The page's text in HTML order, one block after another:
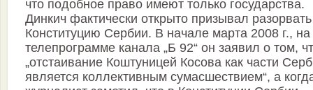
что подобное право имеют только государства.
Динкич фактически открыто призывал разорвать
Конституцию Сербии. В начале марта 2008 г., на
телепрограмме канала „Б 92“ он заявил о том,
„отстаивание Коштуницей Косова как части
является коллективным сумасшествием“, а